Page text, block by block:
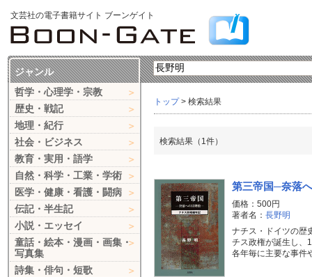
文芸社の電子書籍サイト ブーンゲイト
トップ> 検索結果
検索結果（1件）
第三帝国─奈落
価格：500円
著者名： 長野明
ナチス・ドイツの歴
チス政権が誕生し、
各年毎に主要な事件
ジャンル
哲学・心理学・宗教
歴史・戦記
地理・紀行
社会・ビジネス
教育・実用・語学
自然・科学・工業・学術
医学・健康・看護・闘病
伝記・半生記
小説・エッセイ
童話・絵本・漫画・画集・
写真集
詩集・俳句・短歌